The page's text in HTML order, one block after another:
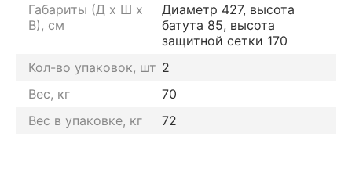
Габариты (Д х Ш х
В), см
Диаметр 427, высота
батута 85, высота
защитной сетки 170
Кол-во упаковок, шт 2
Вес, кг
70
Вес в упаковке, кг
72